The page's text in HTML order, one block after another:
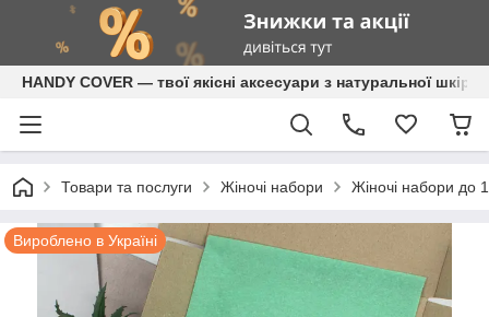
HANDY COVER — твої якісні аксесуари з натуральної шкіри
Товари та послуги Жіночі набори Жіночі набори до
Вироблено в Україні